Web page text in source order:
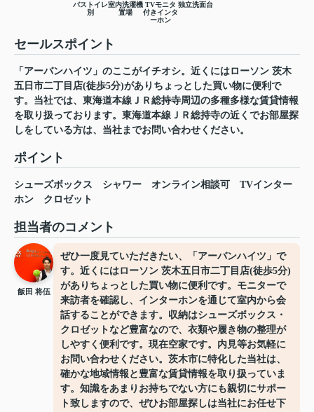
バストイレ
別
室内洗濯機
置場
TVモニタ
付きインタ
ーホン
独立洗面台
セールスポイント
「アーバンハイツ」のここがイチオシ。近くにはローソン 茨木
五日市二丁目店(徒歩5分)がありちょっとした買い物に便利で
す。当社では、東海道本線ＪＲ総持寺周辺の多種多様な賃貸情報
を取り扱っております。東海道本線ＪＲ総持寺の近くでお部屋探
しをしている方は、当社までお問い合わせください。
ポイント
シューズボックス シャワー オンライン相談可
TVインター
ホン
クロゼット
担当者のコメント
飯田 将伍
ぜひ一度見ていただきたい、「アーバンハイツ」で
す。近くにはローソン 茨木五日市二丁目店(徒歩5分)
がありちょっとした買い物に便利です。モニターで
来訪者を確認し、インターホンを通じて室内から会
話することができます。収納はシューズボックス・
クロゼットなど豊富なので、衣類や履き物の整理が
しやすく便利です。現在空家です。内見等お気軽に
お問い合わせください。茨木市に特化した当社は、
確かな地域情報と豊富な賃貸情報を取り扱っていま
す。知識をあまりお持ちでない方にも親切にサポー
ト致しますので、ぜひお部屋探しは当社にお任せ下